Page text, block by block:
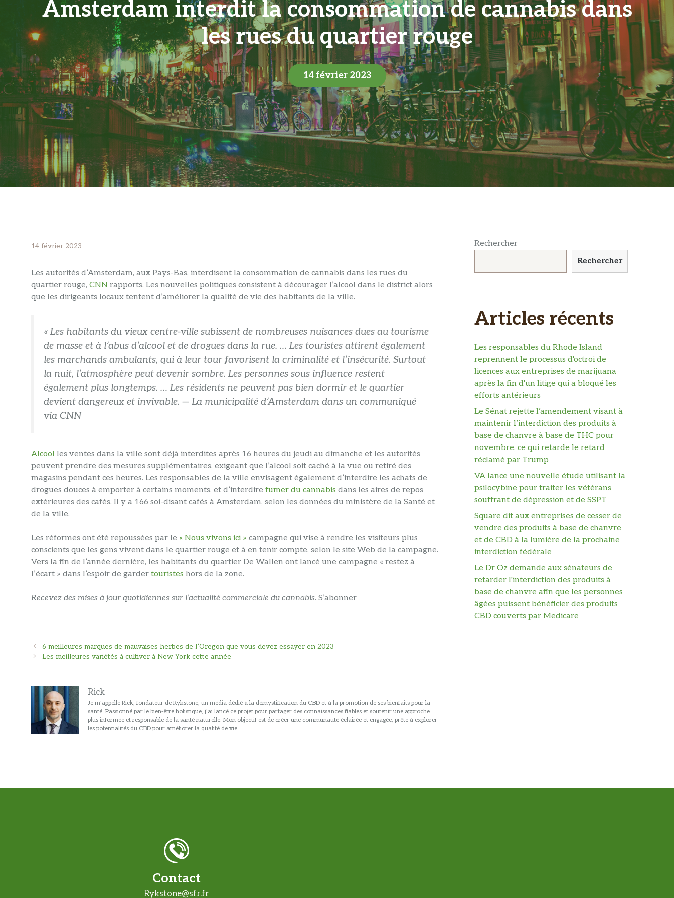
Amsterdam interdit la consommation de cannabis dans
les rues du quartier rouge
14 février 2023
14 février 2023
Les autorités d’Amsterdam, aux Pays-Bas, interdisent la consommation de cannabis dans les rues du
quartier rouge, CNN rapports. Les nouvelles politiques consistent à décourager l’alcool dans le district alors
que les dirigeants locaux tentent d’améliorer la qualité de vie des habitants de la ville.
« Les habitants du vieux centre-ville subissent de nombreuses nuisances dues au tourisme
de masse et à l’abus d’alcool et de drogues dans la rue. … Les touristes attirent également
les marchands ambulants, qui à leur tour favorisent la criminalité et l’insécurité. Surtout
la nuit, l’atmosphère peut devenir sombre. Les personnes sous influence restent
également plus longtemps. … Les résidents ne peuvent pas bien dormir et le quartier
devient dangereux et invivable. — La municipalité d’Amsterdam dans un communiqué
via CNN
Alcool les ventes dans la ville sont déjà interdites après 16 heures du jeudi au dimanche et les autorités
peuvent prendre des mesures supplémentaires, exigeant que l’alcool soit caché à la vue ou retiré des
magasins pendant ces heures. Les responsables de la ville envisagent également d’interdire les achats de
drogues douces à emporter à certains moments, et d’interdire fumer du cannabis dans les aires de repos
extérieures des cafés. Il y a 166 soi-disant cafés à Amsterdam, selon les données du ministère de la Santé et
de la ville.
Les réformes ont été repoussées par le « Nous vivons ici » campagne qui vise à rendre les visiteurs plus
conscients que les gens vivent dans le quartier rouge et à en tenir compte, selon le site Web de la campagne.
Vers la fin de l’année dernière, les habitants du quartier De Wallen ont lancé une campagne « restez à
l’écart » dans l’espoir de garder touristes hors de la zone.
Recevez des mises à jour quotidiennes sur l’actualité commerciale du cannabis. S’abonner
Navigation
des
6 meilleures marques de mauvaises herbes de l’Oregon que vous devez essayer en 2023
Les meilleures variétés à cultiver à New York cette année
Rick
Je m'appelle Rick, fondateur de Rykstone, un média dédié à la démystification du CBD et à la promotion de ses bienfaits pour la
santé. Passionné par le bien-être holistique, j'ai lancé ce projet pour partager des connaissances fiables et soutenir une approche
plus informée et responsable de la santé naturelle. Mon objectif est de créer une communauté éclairée et engagée, prête à explorer
les potentialités du CBD pour améliorer la qualité de vie.
Rechercher
Rechercher
Articles récents
Les responsables du Rhode Island
reprennent le processus d'octroi de
licences aux entreprises de marijuana
après la fin d'un litige qui a bloqué les
efforts antérieurs
Le Sénat rejette l’amendement visant à
maintenir l’interdiction des produits à
base de chanvre à base de THC pour
novembre, ce qui retarde le retard
réclamé par Trump
VA lance une nouvelle étude utilisant la
psilocybine pour traiter les vétérans
souffrant de dépression et de SSPT
Square dit aux entreprises de cesser de
vendre des produits à base de chanvre
et de CBD à la lumière de la prochaine
interdiction fédérale
Le Dr Oz demande aux sénateurs de
retarder l'interdiction des produits à
base de chanvre afin que les personnes
âgées puissent bénéficier des produits
CBD couverts par Medicare
Contact
Rykstone@sfr.fr